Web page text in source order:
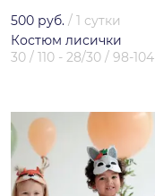
500 руб. / 1 сутки
Костюм лисички
30 / 110 - 28/30 / 98-104